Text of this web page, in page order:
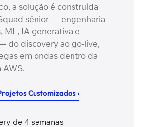
a solução é construída
sênior — engenharia
ML, IA generativa e
do discovery ao go-live,
em ondas dentro da
AWS.
Customizados ›
de 4 semanas